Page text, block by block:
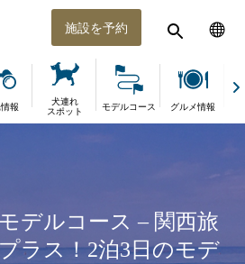
施設を予約
報
犬連れ
スポット
モデルコース グルメ情報
デルコース – 関西旅
ラス！2泊3日のモデ